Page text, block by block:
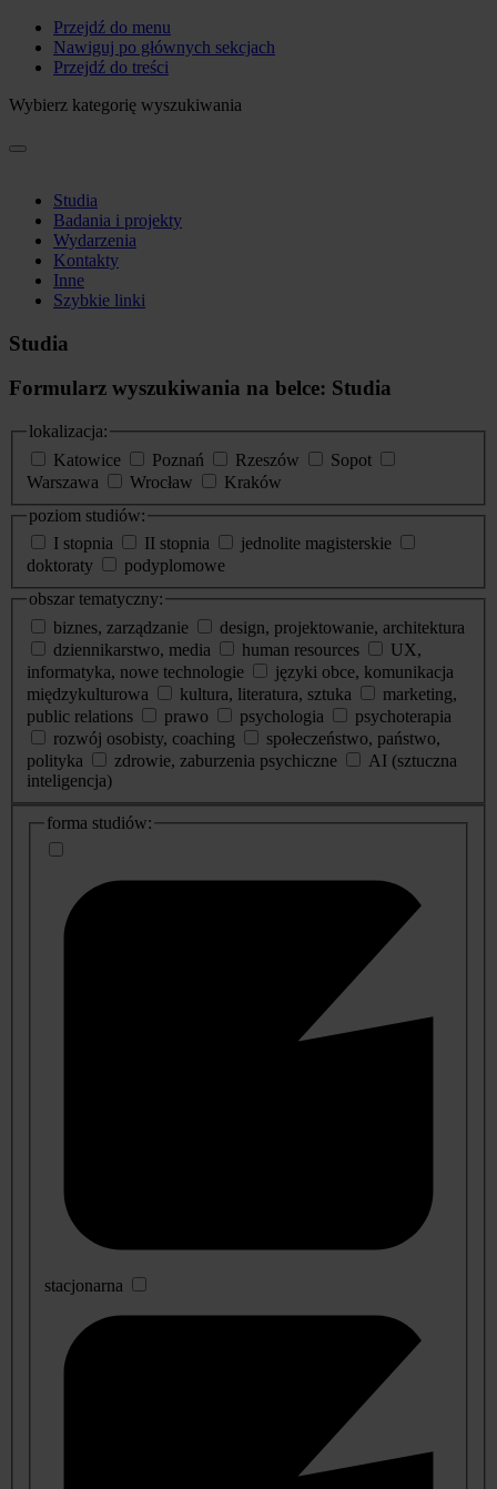
Przejdź do menu
Nawiguj po głównych sekcjach
Przejdź do treści
Wybierz kategorię wyszukiwania
Studia
Badania i projekty
Wydarzenia
Kontakty
Inne
Szybkie linki
Studia
Formularz wyszukiwania na belce: Studia
lokalizacja:
Katowice
Poznań Rzeszów
Sopot
Warszawa
Wrocław
Kraków
poziom studiów:
I stopnia
II stopnia
jednolite magisterskie
doktoraty
podyplomowe
obszar tematyczny:
biznes, zarządzanie
design, projektowanie, architektura
dziennikarstwo, media
human resources
UX,
informatyka, nowe technologie
języki obce, komunikacja
międzykulturowa
kultura, literatura, sztuka
marketing,
public relations
prawo psychologia
psychoterapia
rozwój osobisty, coaching
społeczeństwo, państwo,
polityka
zdrowie, zaburzenia psychiczne
AI (sztuczna
inteligencja)
dodatkowe
informacje
forma studiów:
stacjonarna